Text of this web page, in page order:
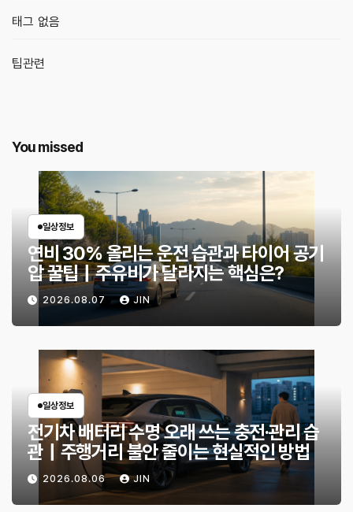
태그 없음
팁관련
You missed
일상정보
연비 30% 올리는 운전 습관과 타이어 공기
압 꿀팁｜주유비가 달라지는 핵심은?
2026.08.07 JIN
일상정보
전기차 배터리 수명 오래 쓰는 충전·관리 습
관｜주행거리 불안 줄이는 현실적인 방법
2026.08.06 JIN